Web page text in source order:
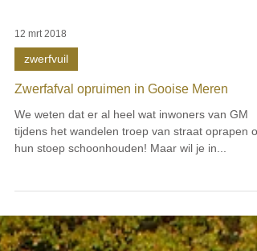
12 mrt 2018
zwerfvuil
Zwerfafval opruimen in Gooise Meren
We weten dat er al heel wat inwoners van GM